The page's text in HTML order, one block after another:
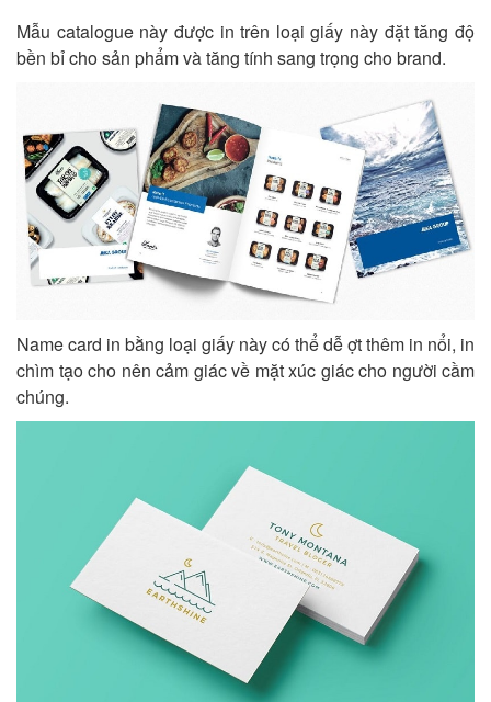
Mẫu catalogue này được in trên loại giấy này đặt tăng độ
bền bỉ cho sản phẩm và tăng tính sang trọng cho brand.
Name card in bằng loại giấy này có thể dễ ợt thêm in nổi, in
chìm tạo cho nên cảm giác về mặt xúc giác cho người cầm
chúng.